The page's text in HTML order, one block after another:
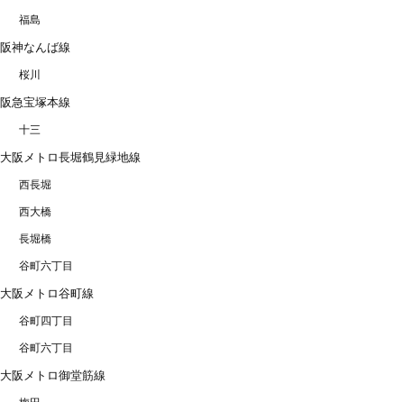
福島
阪神なんば線
桜川
阪急宝塚本線
十三
大阪メトロ長堀鶴見緑地線
西長堀
西大橋
長堀橋
谷町六丁目
大阪メトロ谷町線
谷町四丁目
谷町六丁目
大阪メトロ御堂筋線